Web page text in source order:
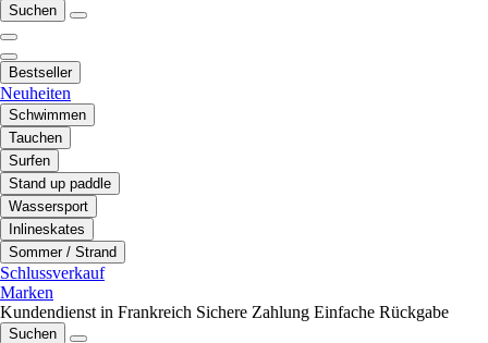
Suchen
Bestseller
Neuheiten
Schwimmen
Tauchen
Surfen
Stand up paddle
Wassersport
Inlineskates
Sommer / Strand
Schlussverkauf
Marken
Kundendienst in Frankreich Sichere Zahlung Einfache Rückgabe
Suchen